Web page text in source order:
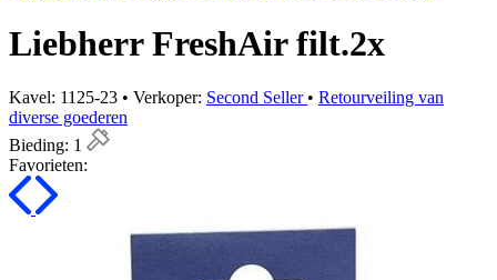
Liebherr FreshAir filt.2x
Kavel: 1125-23 • Verkoper: Second Seller • Retourveiling van
diverse goederen
Bieding: 1
Favorieten: